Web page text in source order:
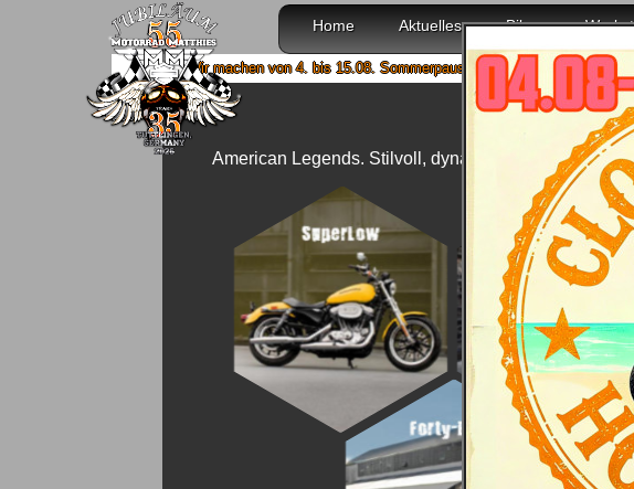
Home Aktuelles Bikes
Wir machen von 4. bis 15.08. Sommerpause und sind ab 18.08. wieder mit
Harley-
American Legends. Stilvoll, dynamisch und stark.